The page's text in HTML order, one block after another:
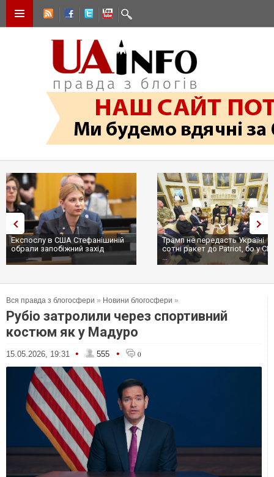
Експослу в США Стефанішиній
обрали запобіжний захід
Трамп не передасть Україні
сотні ракет до Patriot, бо у
...
Вся правда з блогосфери » Новини блогосфери »
Рубіо затролили через спортивний
костюм як у Мадуро
15.05.2026, 19:31 • 555 • 0